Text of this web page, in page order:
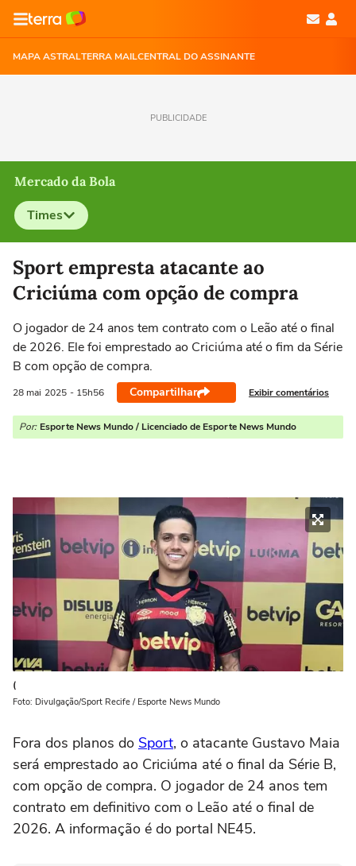
MAPA ASTRALTERRA MAILCENTRAL DO ASSINANTE
PUBLICIDADE
Mercado da Bola
Times
Selecione o time para ver as notícias
Sport empresta atacante ao
Criciúma com opção de compra
O jogador de 24 anos tem contrato com o Leão até o final
de 2026. Ele foi emprestado ao Criciúma até o fim da Série
B com opção de compra.
28 mai 2025 - 15h56 Compartilhar Exibir comentários
Por: Esporte News Mundo / Licenciado de Esporte News Mundo
(
Foto: Divulgação/Sport Recife / Esporte News Mundo
Fora dos planos do Sport, o atacante Gustavo Maia
será emprestado ao Criciúma até o final da Série B,
com opção de compra. O jogador de 24 anos tem
contrato em definitivo com o Leão até o final de
2026. A informação é do portal NE45.